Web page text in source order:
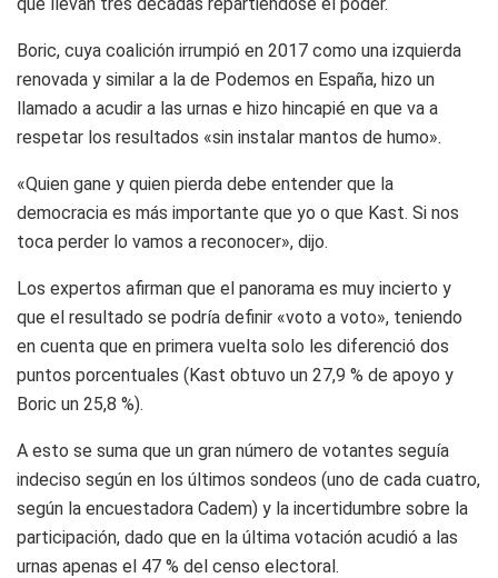
Boric, cuya coalición irrumpió en 2017 como una izquierda
renovada y similar a la de Podemos en España, hizo un
llamado a acudir a las urnas e hizo hincapié en que va a
respetar los resultados «sin instalar mantos de humo».
«Quien gane y quien pierda debe entender que la
democracia es más importante que yo o que Kast. Si nos
toca perder lo vamos a reconocer», dijo.
Los expertos afirman que el panorama es muy incierto y
que el resultado se podría definir «voto a voto», teniendo
en cuenta que en primera vuelta solo les diferenció dos
puntos porcentuales (Kast obtuvo un 27,9 % de apoyo y
Boric un 25,8 %).
A esto se suma que un gran número de votantes seguía
indeciso según en los últimos sondeos (uno de cada cuatro,
según la encuestadora Cadem) y la incertidumbre sobre la
participación, dado que en la última votación acudió a las
urnas apenas el 47 % del censo electoral.